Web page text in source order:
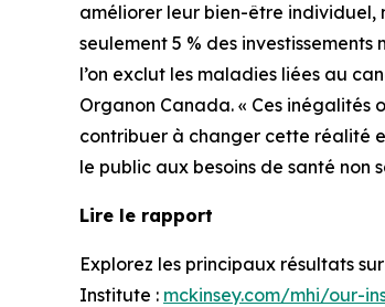
améliorer leur bien-être individuel,
seulement 5 % des
l’on exclut les maladies liées au
Organon Canada. « Ces inégalités
contribuer à changer cette réalité
le public aux besoins de santé non
Lire le rapport
Explorez les principaux résultats sur
Institute : mckinsey.com/mhi/our-